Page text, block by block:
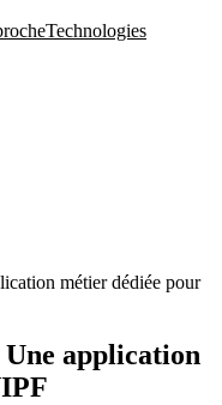
Technologies
métier dédiée pour
application